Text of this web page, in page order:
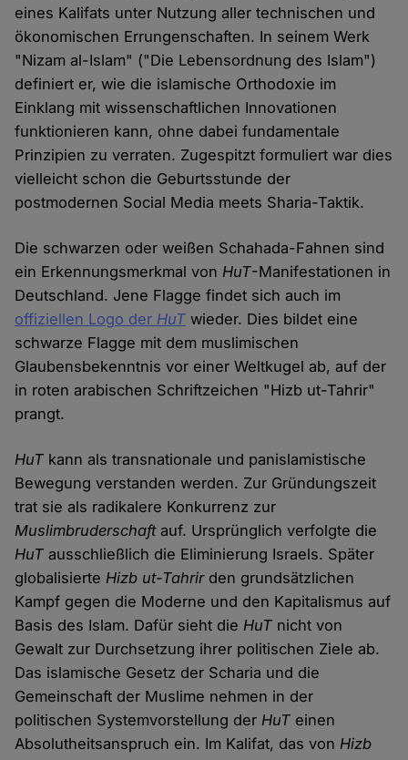
eines Kalifats unter Nutzung aller technischen und
ökonomischen Errungenschaften. In seinem Werk
"Nizam al-Islam" ("Die Lebensordnung des Islam")
definiert er, wie die islamische Orthodoxie im
Einklang mit wissenschaftlichen Innovationen
funktionieren kann, ohne dabei fundamentale
Prinzipien zu verraten. Zugespitzt formuliert war dies
vielleicht schon die Geburtsstunde der
postmodernen Social Media meets Sharia-Taktik.
Die schwarzen oder weißen Schahada-Fahnen sind
ein Erkennungsmerkmal vonHuT-Manifestationen in
Deutschland. Jene Flagge findet sich auch im
offiziellen Logo der HuT wieder. Dies bildet eine
schwarze Flagge mit dem muslimischen
Glaubensbekenntnis vor einer Weltkugel ab, auf der
in roten arabischen Schriftzeichen "Hizb ut-Tahrir"
prangt.
HuT kann als transnationale und panislamistische
Bewegung verstanden werden. Zur Gründungszeit
trat sie als radikalere Konkurrenz zur
Muslimbruderschaftauf. Ursprünglich verfolgte die
HuT ausschließlich die Eliminierung Israels. Später
globalisierteHizb ut-Tahrirden grundsätzlichen
Kampf gegen die Moderne und den Kapitalismus auf
Basis des Islam. Dafür sieht dieHuT nicht von
Gewalt zur Durchsetzung ihrer politischen Ziele ab.
Das islamische Gesetz der Scharia und die
Gemeinschaft der Muslime nehmen in der
politischen Systemvorstellung derHuT einen
Absolutheitsanspruch ein. Im Kalifat, das vonHizb